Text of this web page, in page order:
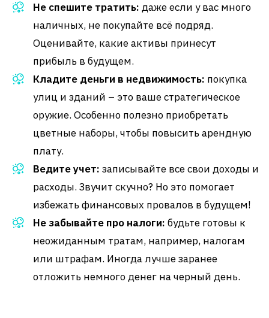
Не спешите тратить: даже если у вас много
наличных, не покупайте всё подряд.
Оценивайте, какие активы принесут
прибыль в будущем.
Кладите деньги в недвижимость: покупка
улиц и зданий – это ваше стратегическое
оружие. Особенно полезно приобретать
цветные наборы, чтобы повысить арендную
плату.
Ведите учет: записывайте все свои доходы и
расходы. Звучит скучно? Но это помогает
избежать финансовых провалов в будущем!
Не забывайте про налоги: будьте готовы к
неожиданным тратам, например, налогам
или штрафам. Иногда лучше заранее
отложить немного денег на черный день.